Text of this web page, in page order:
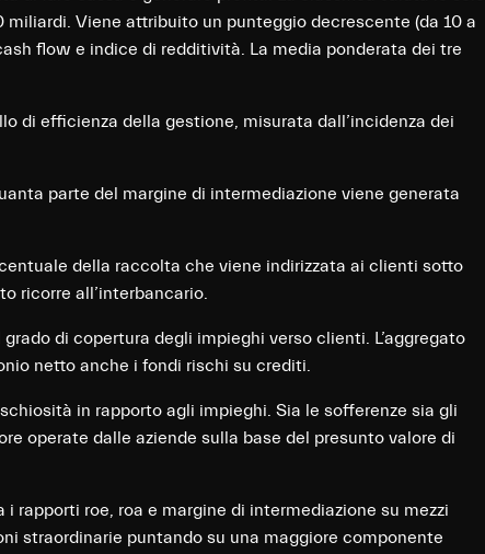
Viene attribuito un punteggio decrescente (da 10 a
flow e indice di redditività. La media ponderata dei tre
di efficienza della gestione, misurata dall’incidenza dei
parte del margine di intermediazione viene generata
della raccolta che viene indirizzata ai clienti sotto
ricorre all’interbancario.
grado di copertura degli impieghi verso clienti. L’aggregato
netto anche i fondi rischi su crediti.
in rapporto agli impieghi. Sia le sofferenze sia gli
operate dalle aziende sulla base del presunto valore di
rapporti roe, roa e margine di intermediazione su mezzi
straordinarie puntando su una maggiore componente